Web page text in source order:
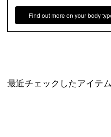
Find out more on your body
最近チェックしたアイテム